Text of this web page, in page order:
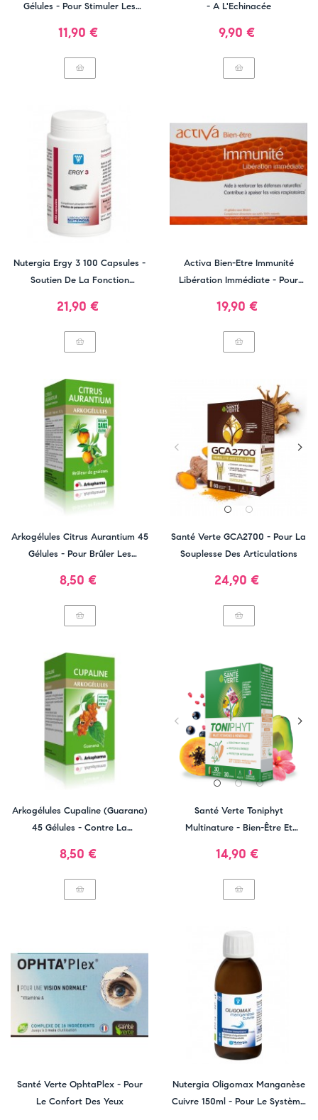
Gélules - Pour Stimuler Les
Prix
11,90 €
- A L'Echinacée
Prix
9,90 €
Nutergia Ergy 3 100 Capsules -
Soutien De La Fonction
Prix
21,90 €
Activa Bien-Etre Immunité
Libération Immédiate - Pour
Naturelles
Prix
19,90 €
Arkogélules Citrus Aurantium 45
Gélules - Pour Brûler Les
Prix
8,50 €
Santé Verte GCA2700 - Pour La
Souplesse Des Articulations
Prix
24,90 €
Arkogélules Cupaline (Guarana)
45 Gélules - Contre La
Prix
8,50 €
Santé Verte Toniphyt
Multinature - Bien-Être Et
Prix
14,90 €
Santé Verte OphtaPlex - Pour
Le Confort Des Yeux
Nutergia Oligomax Manganèse
Cuivre 150ml - Pour Le Système